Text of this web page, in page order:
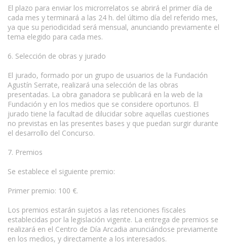
El plazo para enviar los microrrelatos se abrirá el primer día de
cada mes y terminará a las 24 h. del último día del referido mes,
ya que su periodicidad será mensual, anunciando previamente el
tema elegido para cada mes.
6. Selección de obras y jurado
El jurado, formado por un grupo de usuarios de la Fundación
Agustín Serrate, realizará una selección de las obras
presentadas. La obra ganadora se publicará en la web de la
Fundación y en los medios que se considere oportunos. El
jurado tiene la facultad de dilucidar sobre aquellas cuestiones
no previstas en las presentes bases y que puedan surgir durante
el desarrollo del Concurso.
7. Premios
Se establece el siguiente premio:
Primer premio: 100 €.
Los premios estarán sujetos a las retenciones fiscales
establecidas por la legislación vigente. La entrega de premios se
realizará en el Centro de Día Arcadia anunciándose previamente
en los medios, y directamente a los interesados.